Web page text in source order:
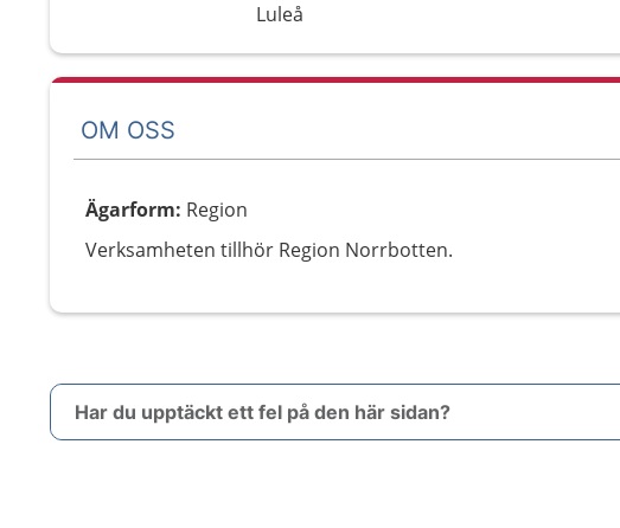
Luleå
OM OSS
Ägarform: Region
Verksamheten tillhör Region Norrbotten.
Har du upptäckt ett fel på den här sidan?